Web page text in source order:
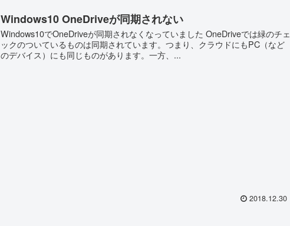
Windows10 OneDriveが同期されない
Windows10でOneDriveが同期されなくなっていました OneDriveでは緑のチェ
ックのついているものは同期されています。つまり、クラウドにもPC（など
のデバイス）にも同じものがあります。一方、...
2018.12.30